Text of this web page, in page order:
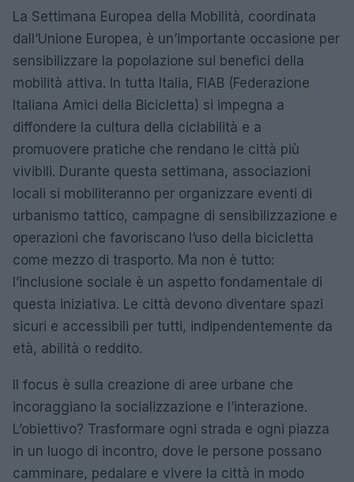
La Settimana Europea della Mobilità, coordinata
dall’Unione Europea, è un’importante occasione per
sensibilizzare la popolazione sui benefici della
mobilità attiva. In tutta Italia, FIAB (Federazione
Italiana Amici della Bicicletta) si impegna a
diffondere la cultura della ciclabilità e a
promuovere pratiche che rendano le città più
vivibili. Durante questa settimana, associazioni
locali si mobiliteranno per organizzare eventi di
urbanismo tattico, campagne di sensibilizzazione e
operazioni che favoriscano l’uso della bicicletta
come mezzo di trasporto. Ma non è tutto:
l’inclusione sociale è un aspetto fondamentale di
questa iniziativa. Le città devono diventare spazi
sicuri e accessibili per tutti, indipendentemente da
età, abilità o reddito.
Il focus è sulla creazione di aree urbane che
incoraggiano la socializzazione e l’interazione.
L’obiettivo? Trasformare ogni strada e ogni piazza
in un luogo di incontro, dove le persone possano
camminare, pedalare e vivere la città in modo